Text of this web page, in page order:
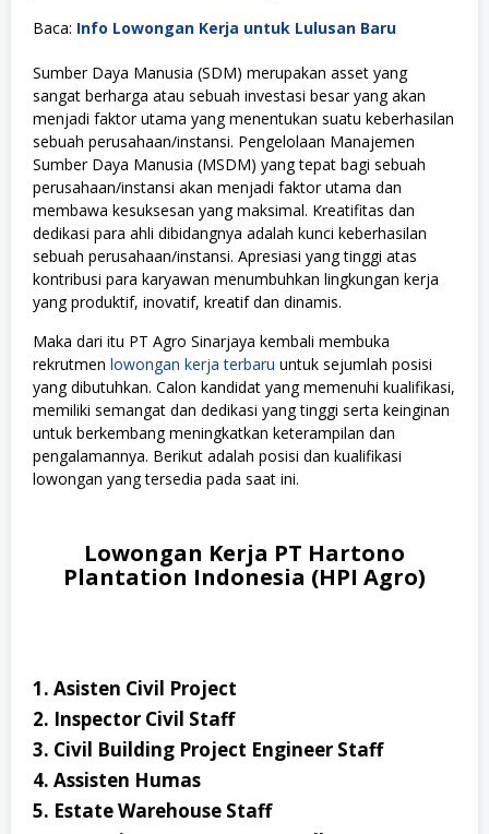
Baca: Info Lowongan Kerja untuk Lulusan Baru
Sumber Daya Manusia (SDM) merupakan asset yang
sangat berharga atau sebuah investasi besar yang akan
menjadi faktor utama yang menentukan suatu keberhasilan
sebuah perusahaan/instansi. Pengelolaan Manajemen
Sumber Daya Manusia (MSDM) yang tepat bagi sebuah
perusahaan/instansi akan menjadi faktor utama dan
membawa kesuksesan yang maksimal. Kreatifitas dan
dedikasi para ahli dibidangnya adalah kunci keberhasilan
sebuah perusahaan/instansi. Apresiasi yang tinggi atas
kontribusi para karyawan menumbuhkan lingkungan kerja
yang produktif, inovatif, kreatif dan dinamis.
Maka dari itu PT Agro Sinarjaya kembali membuka
rekrutmen lowongan kerja terbaru untuk sejumlah posisi
yang dibutuhkan. Calon kandidat yang memenuhi kualifikasi,
memiliki semangat dan dedikasi yang tinggi serta keinginan
untuk berkembang meningkatkan keterampilan dan
pengalamannya. Berikut adalah posisi dan kualifikasi
lowongan yang tersedia pada saat ini.
Lowongan Kerja PT Hartono
Plantation Indonesia (HPI Agro)
1. Asisten Civil Project
2. Inspector Civil Staff
3. Civil Building Project Engineer Staff
4. Assisten Humas
5. Estate Warehouse Staff